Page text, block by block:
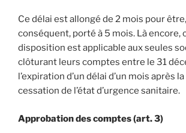
Ce délai est allongé de 2 mois pour
conséquent, porté à 5 mois. Là encore,
disposition est applicable aux seules
clôturant leurs comptes entre le 31
l’expiration d’un délai d’un mois après
cessation de l’état d’urgence sanitaire.
Approbation des comptes (art. 3)